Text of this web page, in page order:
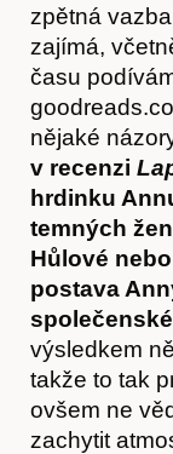
zpětná
zajímá,
času
nějaké
v recenzi
hrdinku
temných
Hůlové
postava
výsledkem
takže to tak
ovšem ne
zachytit